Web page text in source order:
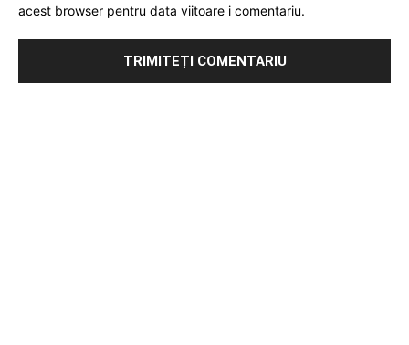
acest browser pentru data viitoare i comentariu.